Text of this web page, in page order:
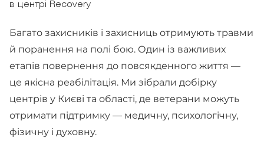
в центрі Recovery
Багато захисників і захисниць отримують травми
й поранення на полі бою. Один із важливих
етапів повернення до повсякденного життя —
це якісна реабілітація. Ми зібрали добірку
центрів у Києві та області, де ветерани можуть
отримати підтримку — медичну, психологічну,
фізичну і духовну.